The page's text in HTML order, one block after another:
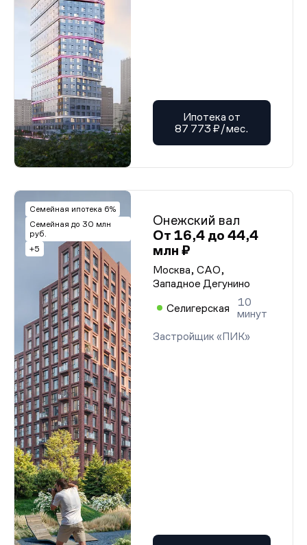
Ипотека от
87 773 ₽/мес.
Семейная ипотека 6%
Семейная до 30 млн
руб.
+5
Онежский вал
От 16,4 до 44,4
млн ₽
Москва, САО,
Западное Дегунино
Селигерская
10
минут
Застройщик «ПИК»